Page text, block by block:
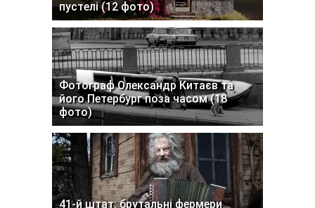
пустелі (12 фото)
Фотограф Олександр Китаєв та
його Петербург поза часом (18
фото)
41-й штат: брутальні фермери